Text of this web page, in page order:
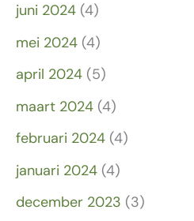
juni 2024 (4)
mei 2024 (4)
april 2024 (5)
maart 2024 (4)
februari 2024 (4)
januari 2024 (4)
december 2023 (3)